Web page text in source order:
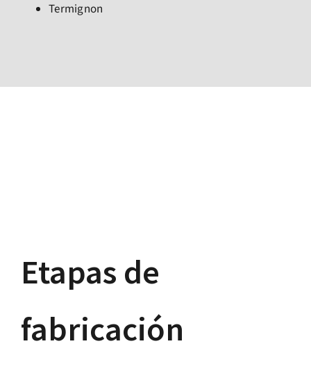
Termignon
Etapas de
fabricación